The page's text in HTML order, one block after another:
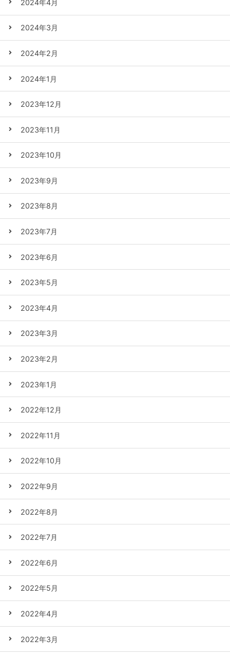
2024年4月
2024年3月
2024年2月
2024年1月
2023年12月
2023年11月
2023年10月
2023年9月
2023年8月
2023年7月
2023年6月
2023年5月
2023年4月
2023年3月
2023年2月
2023年1月
2022年12月
2022年11月
2022年10月
2022年9月
2022年8月
2022年7月
2022年6月
2022年5月
2022年4月
2022年3月